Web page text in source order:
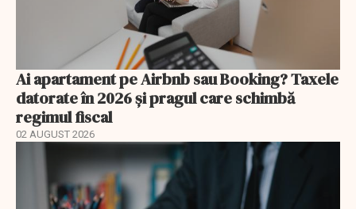
Ai apartament pe Airbnb sau Booking? Taxele
datorate în 2026 și pragul care schimbă
regimul fiscal
02 AUGUST 2026